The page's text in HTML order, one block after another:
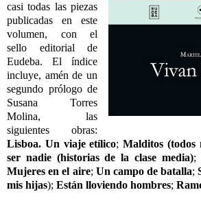
casi todas las piezas
publicadas en este
volumen, con el
sello editorial de
Eudeba. El índice
incluye, amén de un
segundo prólogo de
Susana Torres
Molina, las
siguientes obras:
Lisboa. Un viaje etílico;Malditos (todos
ser nadie (historias de la clase media);
Mujeres en el aire; Un campo de batalla;
mis hijas); Están lloviendo hombres;